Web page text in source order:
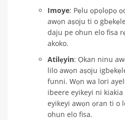
Imoye: Pẹlu ọpọlọpọ
awọn aṣoju ti o
daju pe ohun elo fisa
akoko.
Atilẹyin: Ọkan ninu
lilo awọn aṣoju
funni. Wọn wa lori
ibeere eyikeyi ni
eyikeyi awọn ọran ti o
ohun elo fisa.